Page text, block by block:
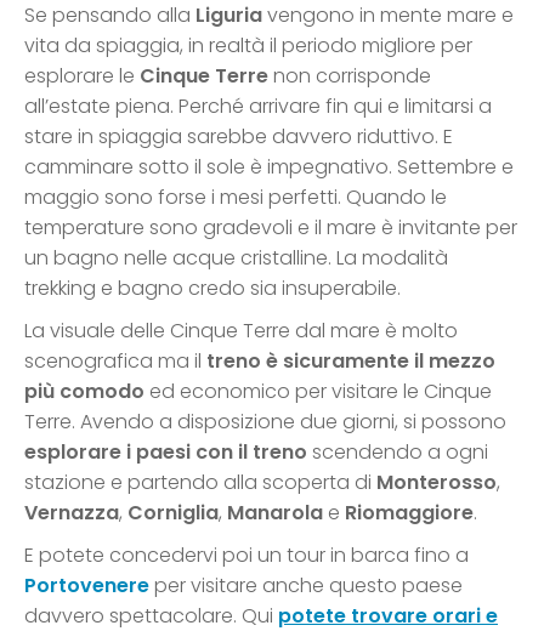
Se pensando alla Liguriavengono in mente mare e
vita da spiaggia, in realtà il periodo migliore per
esplorare le Cinque Terrenon corrisponde
all’estate piena. Perché arrivare fin qui e limitarsi a
stare in spiaggia sarebbe davvero riduttivo. E
camminare sotto il sole è impegnativo. Settembre e
maggio sono forse i mesi perfetti. Quando le
temperature sono gradevoli e il mare è invitante per
un bagno nelle acque cristalline. La modalità
trekking e bagno credo sia insuperabile.
La visuale delle Cinque Terre dal mare è molto
scenografica ma il treno è sicuramente il mezzo
più comodo ed economico per visitare le Cinque
Terre. Avendo a disposizione due giorni, si possono
esplorare i paesi con il treno scendendo a ogni
stazione e partendo alla scoperta di Monterosso,
Vernazza, Corniglia, Manarola e Riomaggiore.
E potete concedervi poi un tour in barca fino a
Portovenereper visitare anche questo paese
davvero spettacolare. Qui potete trovare orari e